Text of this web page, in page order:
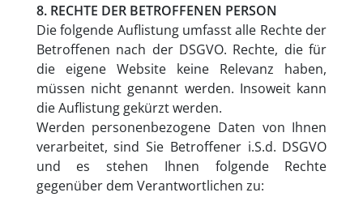
8. RECHTE DER BETROFFENEN PERSON
Die folgende Auflistung umfasst alle Rechte der
Betroffenen nach der DSGVO. Rechte, die für
die eigene Website keine Relevanz haben,
müssen nicht genannt werden. Insoweit kann
die Auflistung gekürzt werden.
Werden personenbezogene Daten von Ihnen
verarbeitet, sind Sie Betroffener i.S.d. DSGVO
und es stehen Ihnen folgende Rechte
gegenüber dem Verantwortlichen zu: